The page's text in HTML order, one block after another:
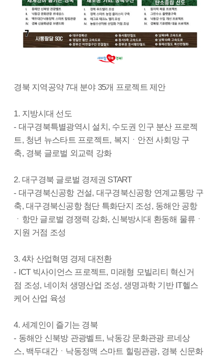
경북 지역공약 7대 분야 35개 프로젝트 제안
1. 지방시대 선도
- 대구경북특별광역시 설치, 수도권 인구 분산 프로젝
트, 청년 뉴스타트 프로젝트, 복지ㆍ안전 사회망 구
축, 경북 글로벌 외교력 강화
2. 대구경북 글로벌 경제권 START
- 대구경북신공항 건설, 대구경북신공항 연계교통망 구
축, 대구경북신공항 첨단 특화단지 조성, 동해안 공항
ㆍ항만 글로벌 경쟁력 강화, 신북방시대 환동해 물류ㆍ
지원 거점 조성
3. 4차 산업혁명 경제 대전환
- ICT 빅사이언스 프로젝트, 미래형 모빌리티 혁신거
점 조성, 네이처 생명산업 조성, 생명과학 기반 IT헬스
케어 산업 육성
4. 세계인이 즐기는 경북
- 동해안 신북방 관광벨트, 낙동강 문화관광 르네상
스, 백두대간ㆍ낙동정맥 스마트 힐링관광, 경북 신문화